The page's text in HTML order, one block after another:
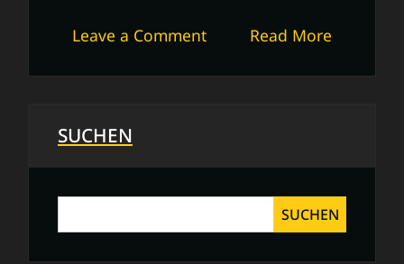
Read More
Leave a Commenton
Vielfalt
der
Kunsthandwerkswelt
SUCHEN
SUCHEN